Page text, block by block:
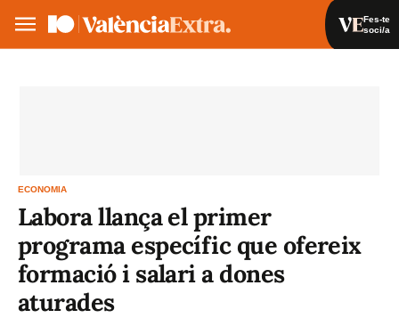
Fes-te
soci/a
ECONOMIA
Labora llança el primer
programa específic que ofereix
formació i salari a dones
aturades